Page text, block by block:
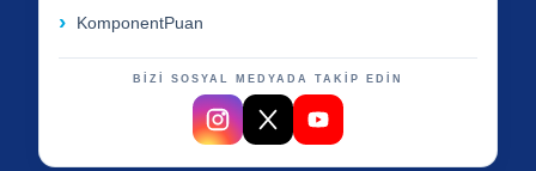
KomponentPuan
BİZİ SOSYAL MEDYADA TAKİP EDİN